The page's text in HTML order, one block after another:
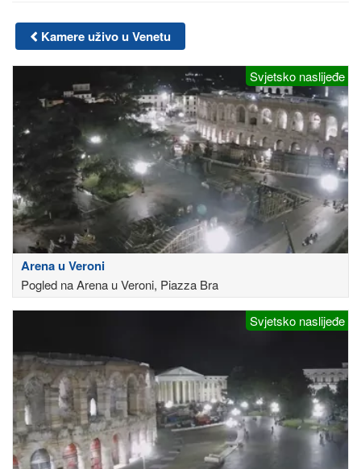
Kamere uživo u Venetu
Svjetsko naslijeđe
Arena u Veroni
Pogled na Arena u Veroni, Piazza Bra
Svjetsko naslijeđe